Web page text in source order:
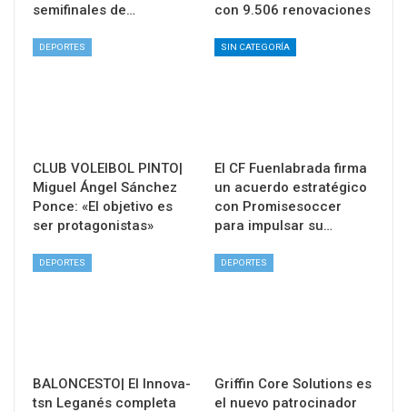
semifinales de…
con 9.506 renovaciones
DEPORTES
CLUB VOLEIBOL PINTO|
Miguel Ángel Sánchez
Ponce: «El objetivo es
ser protagonistas»
SIN CATEGORÍA
El CF Fuenlabrada firma
un acuerdo estratégico
con Promisesoccer
para impulsar su…
DEPORTES
BALONCESTO| El Innova-
tsn Leganés completa
DEPORTES
Griffin Core Solutions es
el nuevo patrocinador